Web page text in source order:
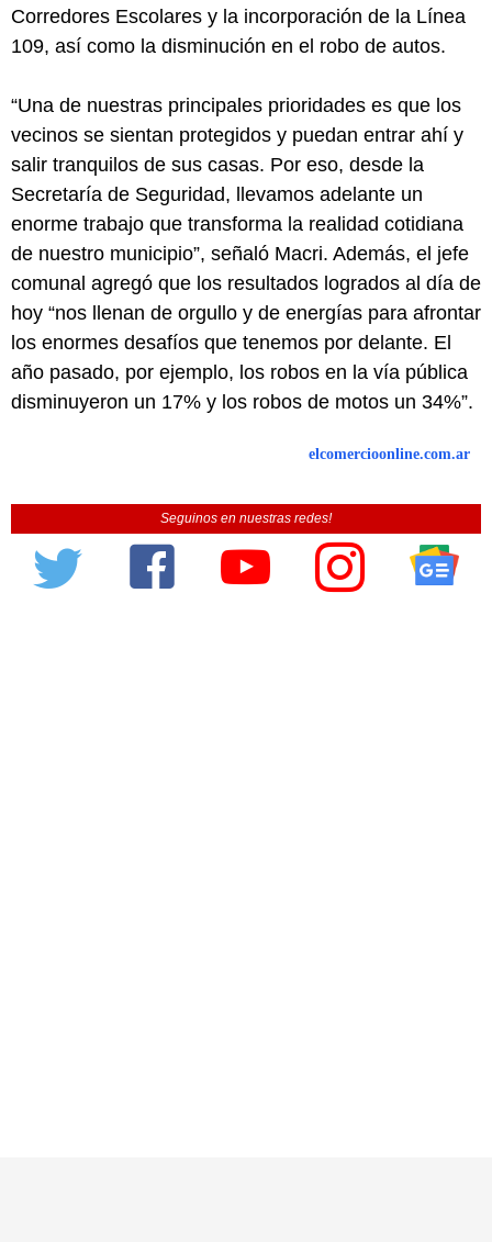
Corredores Escolares y la incorporación de la Línea
109, así como la disminución en el robo de autos.
“Una de nuestras principales prioridades es que los
vecinos se sientan protegidos y puedan entrar ahí y
salir tranquilos de sus casas. Por eso, desde la
Secretaría de Seguridad, llevamos adelante un
enorme trabajo que transforma la realidad cotidiana
de nuestro municipio”, señaló Macri. Además, el jefe
comunal agregó que los resultados logrados al día de
hoy “nos llenan de orgullo y de energías para afrontar
los enormes desafíos que tenemos por delante. El
año pasado, por ejemplo, los robos en la vía pública
disminuyeron un 17% y los robos de motos un 34%”.
elcomercioonline.com.ar
Seguinos en nuestras redes!